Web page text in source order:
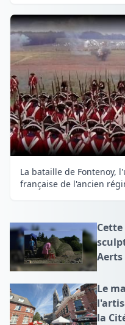
La bataille de Fontenoy,
française de l'ancien
Aerts
Le
la